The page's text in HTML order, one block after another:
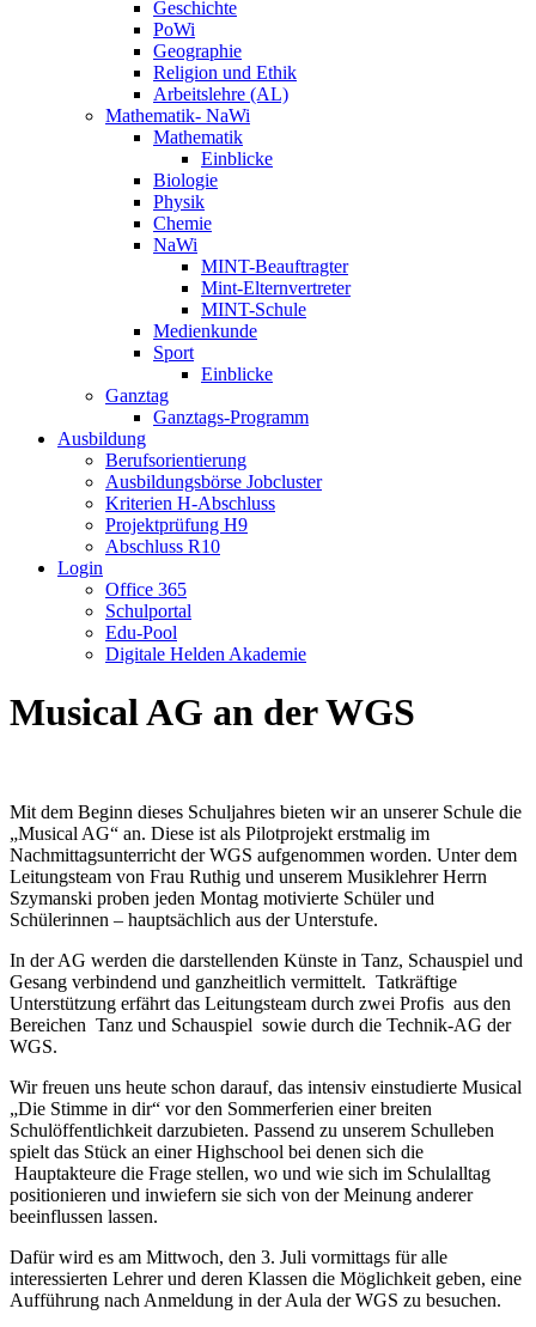
Geschichte
PoWi
Geographie
Religion und Ethik
Arbeitslehre (AL)
Mathematik- NaWi
Mathematik
Einblicke
Biologie
Physik
Chemie
NaWi
MINT-Beauftragter
Mint-Elternvertreter
MINT-Schule
Medienkunde
Sport
Einblicke
Ganztag
Ganztags-Programm
Ausbildung
Berufsorientierung
Ausbildungsbörse Jobcluster
Kriterien H-Abschluss
Projektprüfung H9
Abschluss R10
Login
Office 365
Schulportal
Edu-Pool
Digitale Helden Akademie
Musical AG an der WGS
Mit dem Beginn dieses Schuljahres bieten wir an unserer Schule die
„Musical AG“ an. Diese ist als Pilotprojekt erstmalig im
Nachmittagsunterricht der WGS aufgenommen worden. Unter dem
Leitungsteam von Frau Ruthig und unserem Musiklehrer Herrn
Szymanski proben jeden Montag motivierte Schüler und
Schülerinnen – hauptsächlich aus der Unterstufe.
In der AG werden die darstellenden Künste in Tanz, Schauspiel und
Gesang verbindend und ganzheitlich vermittelt. Tatkräftige
Unterstützung erfährt das Leitungsteam durch zwei Profis aus den
Bereichen Tanz und Schauspiel sowie durch die Technik-AG der
WGS.
Wir freuen uns heute schon darauf, das intensiv einstudierte Musical
„Die Stimme in dir“ vor den Sommerferien einer breiten
Schulöffentlichkeit darzubieten. Passend zu unserem Schulleben
spielt das Stück an einer Highschool bei denen sich die
Hauptakteure die Frage stellen, wo und wie sich im Schulalltag
positionieren und inwiefern sie sich von der Meinung anderer
beeinflussen lassen.
Dafür wird es am Mittwoch, den 3. Juli vormittags für alle
interessierten Lehrer und deren Klassen die Möglichkeit geben, eine
Aufführung nach Anmeldung in der Aula der WGS zu besuchen.